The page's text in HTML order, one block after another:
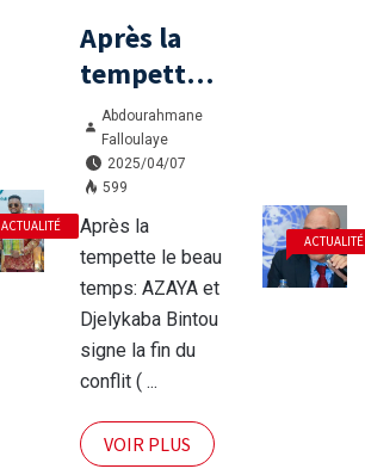
ACTUALITÉ
Après la
tempette
le beau
temps:
AZAYA et
Djelykaba
Bintou
signe la fin
du conflit (
Réaction)
Abdourahmane
Falloulaye
2025/04/07
599
Après la
tempette le beau
temps: AZAYA et
Djelykaba Bintou
signe la fin du
conflit ( ...
VOIR PLUS
ACTUALITÉ